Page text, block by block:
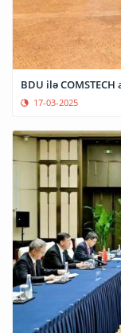
BDU ilə
17-03-2025